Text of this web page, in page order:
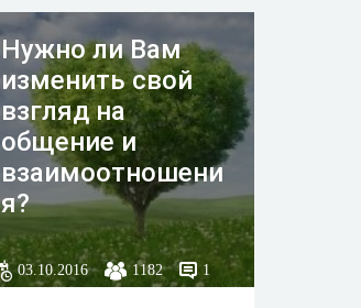
реализованным. Масштабные
люди не всегда сразу
проявляются, но они
чувствуют свою
нереализованность до тех
пора пока не решаться выйти
на уровень, соотвествующий
их природе!Личностный рост и
развитие своих идей делает
таких людей счастливыми.
Сейчас предлагаю тебе
перейти к тесту и исследовать
твой МАСШТАБ.
Нужно ли Вам
изменить свой
взгляд на
общение и
взаимоотношени
я?
03.10.2016 1182 1